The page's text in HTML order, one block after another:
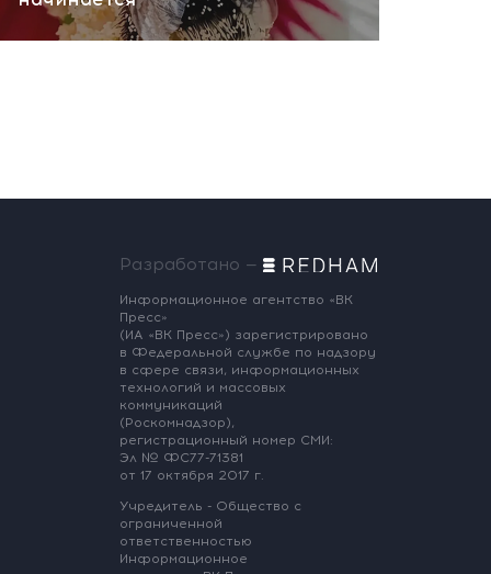
Разработано —
Информационное агентство «ВК
Пресс»
(ИА «ВК Пресс») зарегистрировано
в Федеральной службе по надзору
в сфере связи, информационных
технологий и массовых
коммуникаций
(Роскомнадзор),
регистрационный номер СМИ:
Эл № ФС77-71381
от 17 октября 2017 г.
Учредитель - Общество с
ограниченной
ответственностью
Информационное